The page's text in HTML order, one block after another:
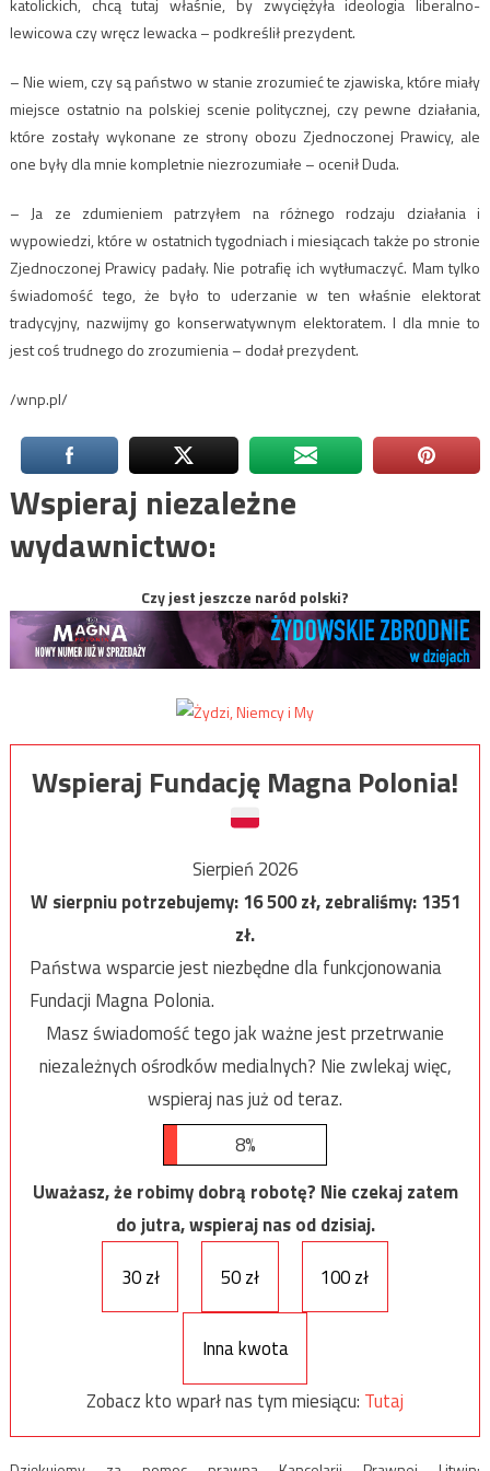
katolickich, chcą tutaj właśnie, by zwyciężyła ideologia liberalno-
lewicowa czy wręcz lewacka – podkreślił prezydent.
– Nie wiem, czy są państwo w stanie zrozumieć te zjawiska, które miały
miejsce ostatnio na polskiej scenie politycznej, czy pewne działania,
które zostały wykonane ze strony obozu Zjednoczonej Prawicy, ale
one były dla mnie kompletnie niezrozumiałe – ocenił Duda.
– Ja ze zdumieniem patrzyłem na różnego rodzaju działania i
wypowiedzi, które w ostatnich tygodniach i miesiącach także po stronie
Zjednoczonej Prawicy padały. Nie potrafię ich wytłumaczyć. Mam tylko
świadomość tego, że było to uderzanie w ten właśnie elektorat
tradycyjny, nazwijmy go konserwatywnym elektoratem. I dla mnie to
jest coś trudnego do zrozumienia – dodał prezydent.
/wnp.pl/
Wspieraj niezależne
wydawnictwo:
Czy jest jeszcze naród polski?
Wspieraj Fundację Magna Polonia!
Sierpień 2026
W sierpniu potrzebujemy:16 500zł, zebraliśmy:1351
zł.
Państwa wsparcie jest niezbędne dla funkcjonowania
Fundacji Magna Polonia.
Masz świadomość tego jak ważne jest przetrwanie
niezależnych ośrodków medialnych? Nie zwlekaj więc,
wspieraj nas już od teraz.
8%
Uważasz, że robimy dobrą robotę? Nie czekaj zatem
do jutra, wspieraj nas od dzisiaj.
30 zł
50 zł 100 zł
Inna kwota
Zobacz kto wparł nas tym miesiącu: Tutaj